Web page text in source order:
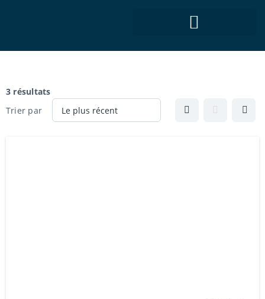
3 résultats
Trier par